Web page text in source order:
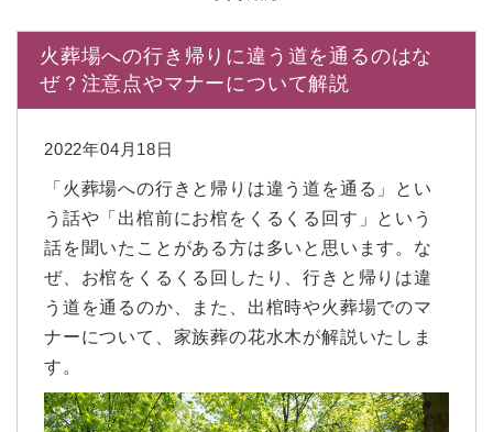
火葬場への行き帰りに違う道を通るのはな
ぜ？注意点やマナーについて解説
2022年04月18日
「火葬場への行きと帰りは違う道を通る」とい
う話や「出棺前にお棺をくるくる回す」という
話を聞いたことがある方は多いと思います。な
ぜ、お棺をくるくる回したり、行きと帰りは違
う道を通るのか、また、出棺時や火葬場でのマ
ナーについて、家族葬の花水木が解説いたしま
す。